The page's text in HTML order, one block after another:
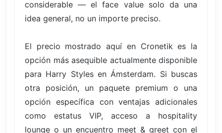
considerable — el face value solo da una
idea general, no un importe preciso.
El precio mostrado aquí en Cronetik es la
opción más asequible actualmente disponible
para Harry Styles en Ámsterdam. Si buscas
otra posición, un paquete premium o una
opción específica con ventajas adicionales
como estatus VIP, acceso a hospitality
lounge o un encuentro meet & greet con el